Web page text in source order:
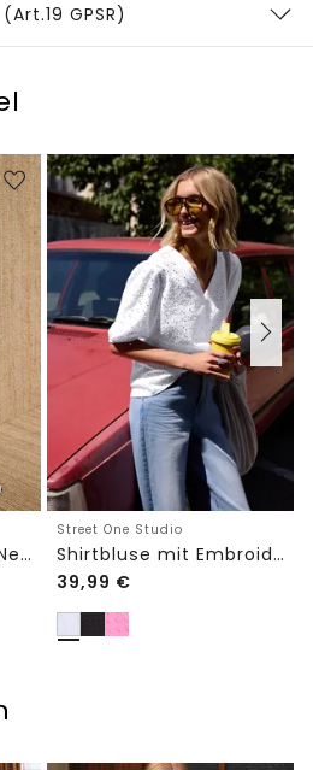
GPSR)
Basic Shirt mit Boat Neck und Elastikbund
Street One Studio
Shirtbluse mit Embroidery-Front
39,99 €